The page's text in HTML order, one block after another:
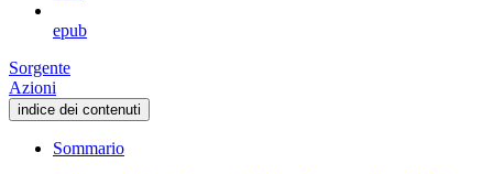
epub
Sorgente
Azioni
indice dei contenuti
Sommario